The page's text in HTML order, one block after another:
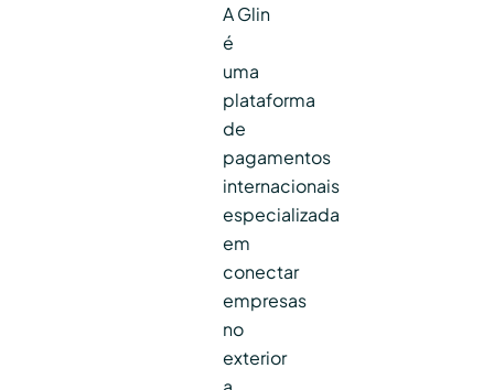
A Glin
é
uma
plataforma
de
pagamentos
internacionais
especializada
em
conectar
empresas
no
exterior